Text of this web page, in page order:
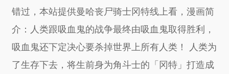
错过，本站提供曼哈丧尸骑士冈特线上看，漫画简
介：人类跟吸血鬼的战争最终由吸血鬼取得胜利，
吸血鬼还下定决心要杀掉世界上所有人类！ 人类为
了生存下去，将生前身为角斗士的「冈特」打造成